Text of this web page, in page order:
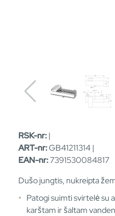
RSK-nr:|
ART-nr:GB41211314 |
EAN-nr:7391530084817
Dušo jungtis, nukreipta
Patogi suimti svirtelė su
karštam ir šaltam